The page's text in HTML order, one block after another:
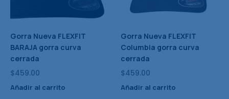
Gorra Nueva FLEXFIT
BARAJA gorra curva
cerrada
$459.00
Añadir al carrito
Gorra Nueva FLEXFIT
Columbia gorra curva
cerrada
$459.00
Añadir al carrito